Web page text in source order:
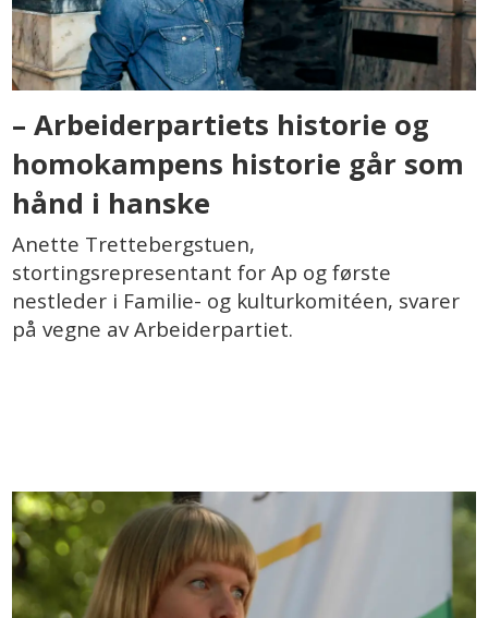
– Arbeiderpartiets historie og
homokampens historie går som
hånd i hanske
Anette Trettebergstuen,
stortingsrepresentant for Ap og første
nestleder i Familie- og kulturkomitéen, svarer
på vegne av Arbeiderpartiet.